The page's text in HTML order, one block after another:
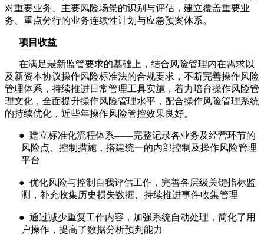
对重要业务、主要风险场景的识别与评估，建立覆盖重要业
务、重点分行的业务连续性计划与应急预案体系。
项目收益
在满足最新监管要求的基础上，结合风险管理内在需求以
及新资本协议操作风险标准法的合规要求，不断完善操作风险
管理体系，持续推进日常管理工具实施，着力培育操作风险管
理文化，全面提升操作风险管理水平，配合操作风险管理系统
的持续优化，近些年操作风险管控效果良好。
● 建立标准化流程体系——完整记录各业务及经营环节的
风险点、控制措施，搭建统一的内部控制及操作风险管理
平台
● 优化风险与控制自我评估工作，完善各层级关键指标监
测，补充收集历史损失数据、持续推进事件收集管理
● 通过减少重复工作内容，加强系统自动处理，简化了用
户操作，提高了数据分析预判能力